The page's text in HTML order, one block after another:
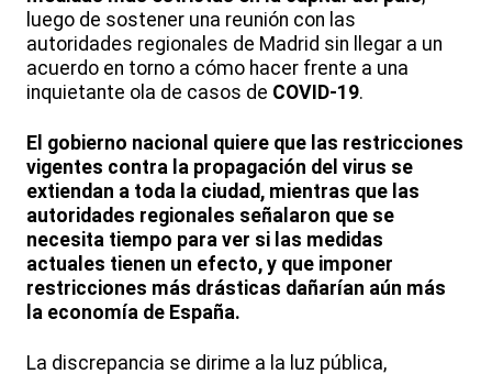
luego de sostener una reunión con las
autoridades regionales de Madrid sin llegar a un
acuerdo en torno a cómo hacer frente a una
inquietante ola de casos de COVID-19.
El gobierno nacional quiere que las restricciones
vigentes contra la propagación del virus se
extiendan a toda la ciudad, mientras que las
autoridades regionales señalaron que se
necesita tiempo para ver si las medidas
actuales tienen un efecto, y que imponer
restricciones más drásticas dañarían aún más
la economía de España.
La discrepancia se dirime a la luz pública,